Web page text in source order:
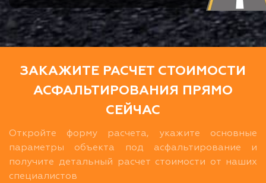
ЗАКАЖИТЕ РАСЧЕТ СТОИМОСТИ
АСФАЛЬТИРОВАНИЯ ПРЯМО
СЕЙЧАС
Откройте форму расчета, укажите основные
параметры объекта под асфальтирование и
получите детальный расчет стоимости от наших
специалистов